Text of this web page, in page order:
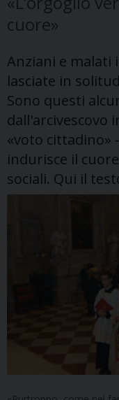
cuore»
Anziani e malati
lasciate in
Sono questi
dall'arcivescovo
«voto cittadino»
indurisce il
sociali. Qui il